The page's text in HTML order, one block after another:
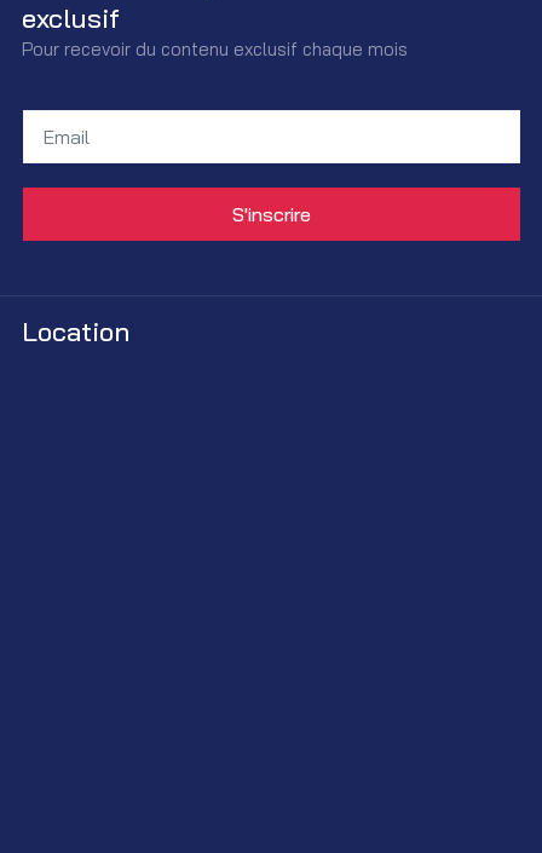
exclusif
Pour recevoir du contenu exclusif chaque mois
Location